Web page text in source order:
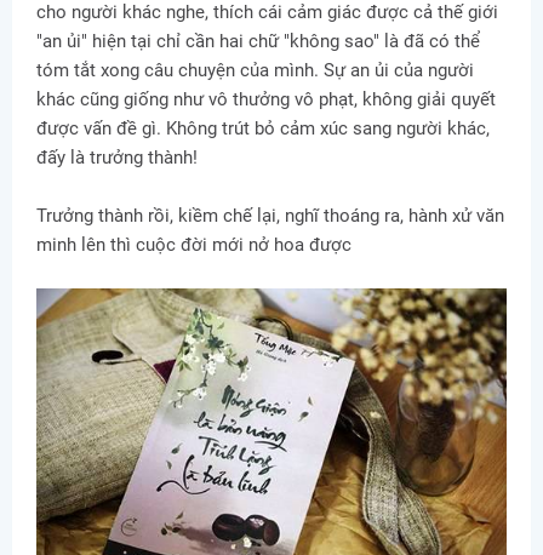
cho người khác nghe, thích cái cảm giác được cả thế giới
"an ủi" hiện tại chỉ cần hai chữ "không sao" là đã có thể
tóm tắt xong câu chuyện của mình. Sự an ủi của người
khác cũng giống như vô thưởng vô phạt, không giải quyết
được vấn đề gì. Không trút bỏ cảm xúc sang người khác,
đấy là trưởng thành!
Trưởng thành rồi, kiềm chế lại, nghĩ thoáng ra, hành xử văn
minh lên thì cuộc đời mới nở hoa được